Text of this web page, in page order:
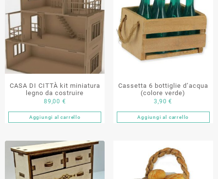
CASA DI CITTÀ kit miniatura
legno da costruire
89,00 €
Aggiungi al carrello
Cassetta 6 bottiglie d’acqua
(colore verde)
3,90€
Aggiungi al carrello